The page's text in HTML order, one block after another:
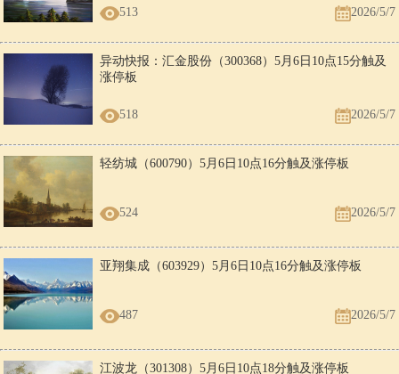
513 2026/5/7
异动快报：汇金股份（300368）5月6日10点15分触及
涨停板
518 2026/5/7
轻纺城（600790）5月6日10点16分触及涨停板
524 2026/5/7
亚翔集成（603929）5月6日10点16分触及涨停板
487 2026/5/7
江波龙（301308）5月6日10点18分触及涨停板